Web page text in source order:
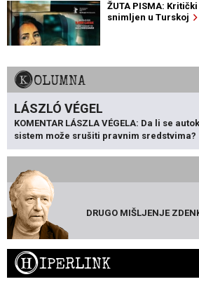
ŽUTA PISMA:
snimljen u Turskoj
KOLUMNA
LÁSZLÓ VÉGEL
KOMENTAR LÁSZLA VÉGELA: Da li se
sistem može srušiti pravnim sredstvima?
DRUGO MIŠLJENJE
HIPERLINK